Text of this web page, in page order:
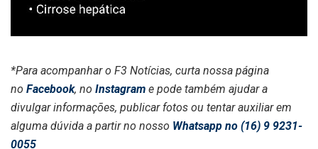
*Para acompanhar o F3 Notícias, curta nossa página
no Facebook, no Instagram e pode também ajudar a
divulgar informações, publicar fotos ou tentar auxiliar em
alguma dúvida a partir no nosso Whatsapp no (16) 9 9231-
0055